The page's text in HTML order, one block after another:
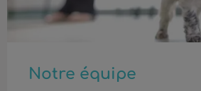
Notre équipe